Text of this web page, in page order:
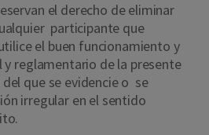
el derecho de eliminar
participante que
el buen funcionamiento y
reglamentario de la presente
que se evidencie o se
irregular en el sentido